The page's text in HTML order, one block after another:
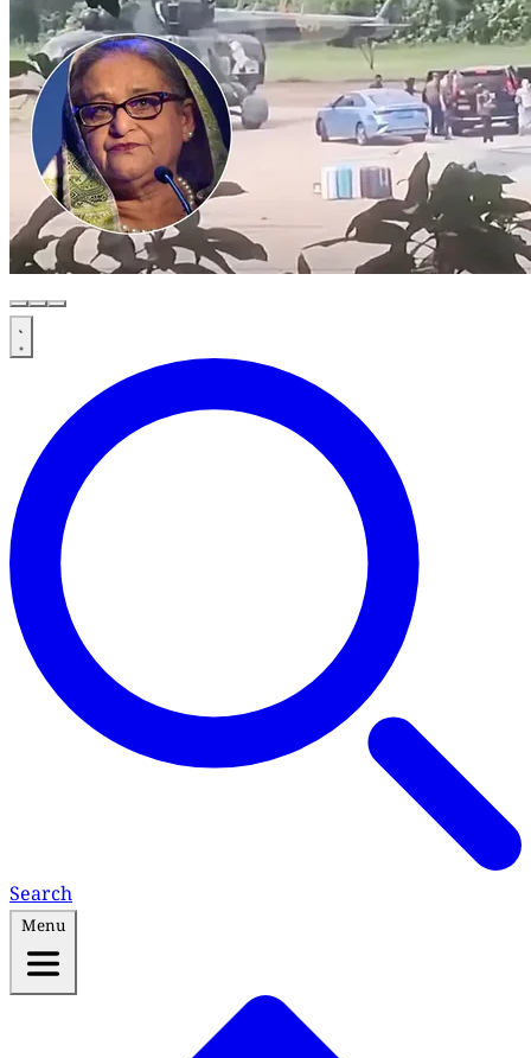
Search
Menu